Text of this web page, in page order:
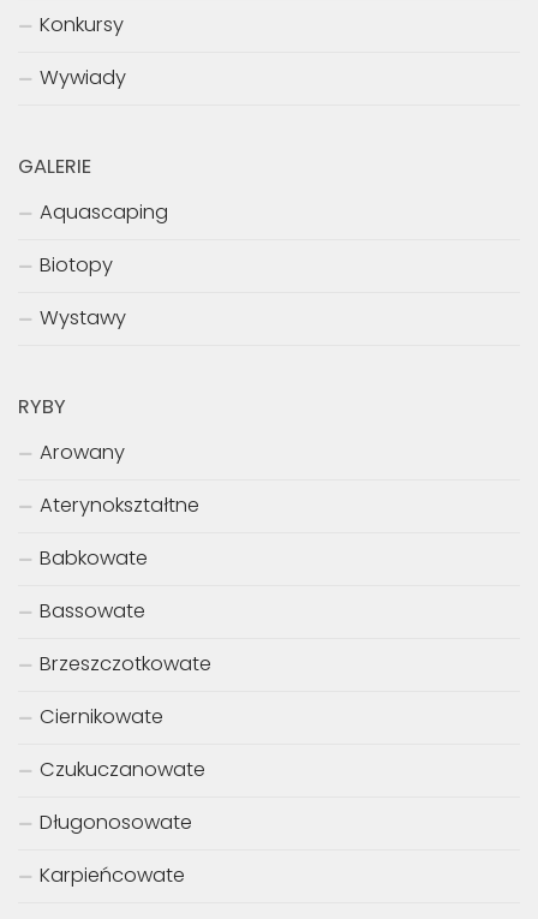
Konkursy
Wywiady
GALERIE
Aquascaping
Biotopy
Wystawy
RYBY
Arowany
Aterynokształtne
Babkowate
Bassowate
Brzeszczotkowate
Ciernikowate
Czukuczanowate
Długonosowate
Karpieńcowate